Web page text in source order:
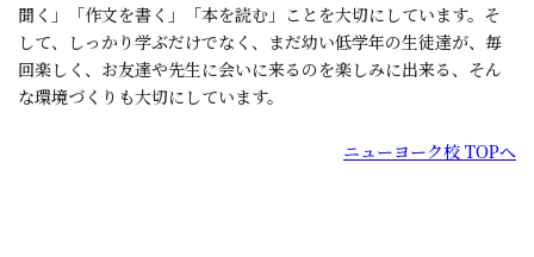
聞く」「作文を書く」「本を読む」ことを大切にしています。そ
して、しっかり学ぶだけでなく、まだ幼い低学年の生徒達が、毎
回楽しく、お友達や先生に会いに来るのを楽しみに出来る、そん
な環境づくりも大切にしています。
ニューヨーク校 TOPへ